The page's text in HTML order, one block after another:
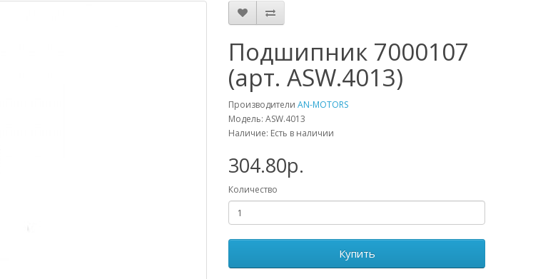
Подшипник 7000107
(арт. ASW.4013)
Производители AN-MOTORS
Модель: ASW.4013
Наличие: Есть в наличии
304.80р.
Количество
Купить